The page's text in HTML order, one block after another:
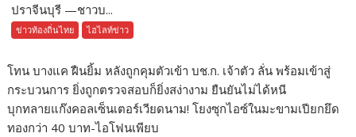
ปราจีนบุรี —ชาวบ...
ข่าวท้องถิ่นไทย ไฮไลท์ข่าว
โทน บางแค ฝืนยิ้ม หลังถูกคุมตัวเข้า บช.ก. เจ้าตัว ลั่น พร้อมเข้าสู่
กระบวนการ ยิ่งถูกตรวจสอบก็ยิ่งสง่างาม ยืนยันไม่ได้หนี
บุกทลายแก๊งคอลเซ็นเตอร์เวียดนาม! โยงซุกไอซ์ในมะขามเปียกยึด
ทองกว่า 40 บาท-ไอโฟนเพียบ